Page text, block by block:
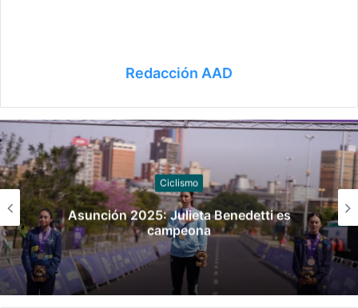
Redacción AAD
Taekwondo
Asunción 2025, día 7: tres oros y dos